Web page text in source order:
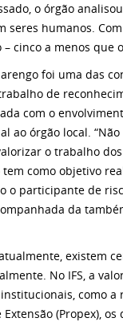
o órgão
seres humanos.
cinco a menos que
foi uma das
de
com o
ao órgão local.
o trabalho
como objetivo
o participante de
da
existem
No IFS, a
como a
Extensão (Propex),